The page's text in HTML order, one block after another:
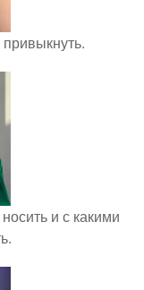
и с какими